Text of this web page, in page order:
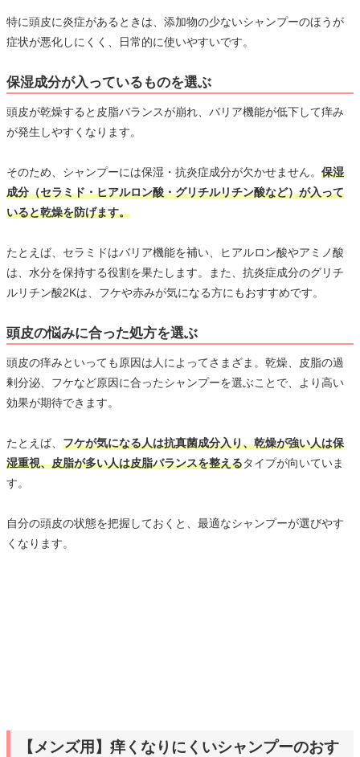
特に頭皮に炎症があるときは、添加物の少ないシャンプーのほうが
症状が悪化しにくく、日常的に使いやすいです。
保湿成分が入っているものを選ぶ
頭皮が乾燥すると皮脂バランスが崩れ、バリア機能が低下して痒み
が発生しやすくなります。
そのため、シャンプーには保湿・抗炎症成分が欠かせません。 保湿
成分（セラミド・ヒアルロン酸・グリチルリチン酸など）が入って
いると乾燥を防げます。
たとえば、セラミドはバリア機能を補い、ヒアルロン酸やアミノ酸
は、水分を保持する役割を果たします。また、抗炎症成分のグリチ
ルリチン酸2Kは、フケや赤みが気になる方にもおすすめです。
頭皮の悩みに合った処方を選ぶ
頭皮の痒みといっても原因は人によってさまざま。乾燥、皮脂の過
剰分泌、フケなど原因に合ったシャンプーを選ぶことで、より高い
効果が期待できます。
たとえば、 フケが気になる人は抗真菌成分入り、乾燥が強い人は保
湿重視、皮脂が多い人は皮脂バランスを整えるタイプが向いていま
す。
自分の頭皮の状態を把握しておくと、最適なシャンプーが選びやす
くなります。
【メンズ用】痒くなりにくいシャンプーのおす